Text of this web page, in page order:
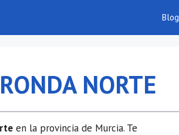
Blog
NORTE
en la provincia de Murcia. Te